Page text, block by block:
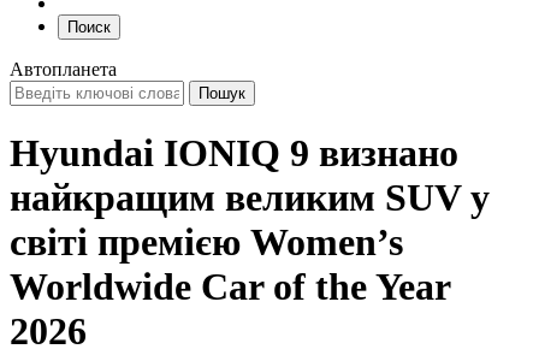
Поиск
Автопланета
Hyundai IONIQ 9 визнано
найкращим великим SUV у
світі премією Women’s
Worldwide Car of the Year
2026